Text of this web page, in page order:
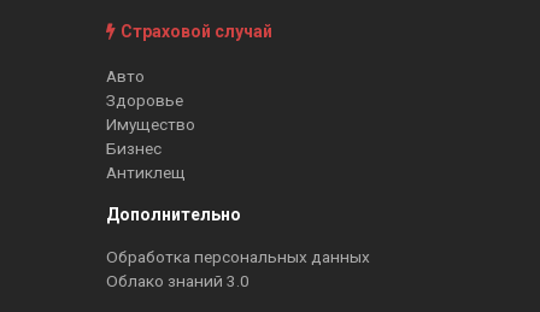
Страховой случай
Авто
Здоровье
Имущество
Бизнес
Антиклещ
Дополнительно
Обработка персональных данных
Облако знаний 3.0